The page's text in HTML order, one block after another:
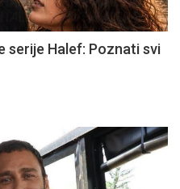
serije Halef: Poznati svi